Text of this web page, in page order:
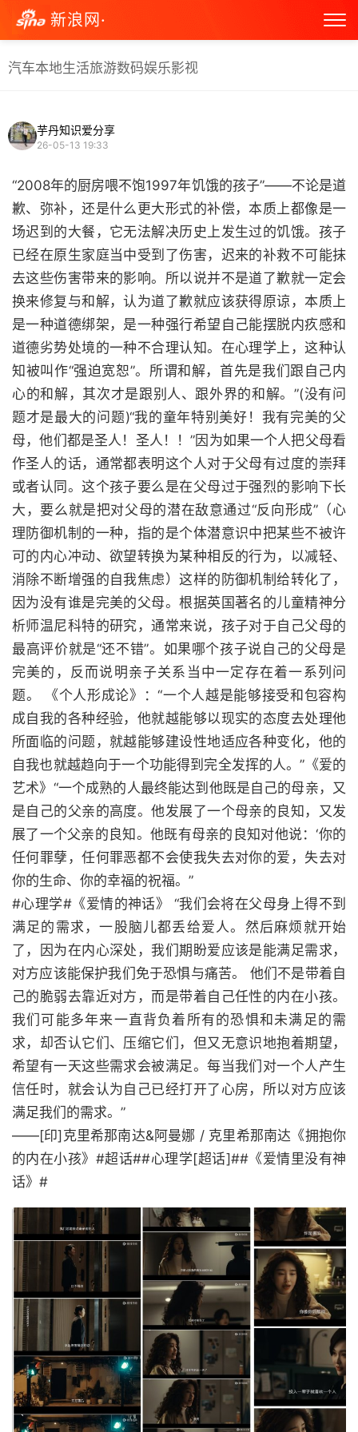
新浪网·
汽车本地生活旅游数码娱乐影视
芋丹知识爱分享
26-05-13 19:33
“2008年的厨房喂不饱1997年饥饿的孩子”——不论是道
歉、弥补，还是什么更大形式的补偿，本质上都像是一
场迟到的大餐，它无法解决历史上发生过的饥饿。孩子
已经在原生家庭当中受到了伤害，迟来的补救不可能抹
去这些伤害带来的影响。所以说并不是道了歉就一定会
换来修复与和解，认为道了歉就应该获得原谅，本质上
是一种道德绑架，是一种强行希望自己能摆脱内疚感和
道德劣势处境的一种不合理认知。在心理学上，这种认
知被叫作“强迫宽恕”。所谓和解，首先是我们跟自己内
心的和解，其次才是跟别人、跟外界的和解。”(没有问
题才是最大的问题)“我的童年特别美好！我有完美的父
母，他们都是圣人！圣人！！”因为如果一个人把父母看
作圣人的话，通常都表明这个人对于父母有过度的崇拜
或者认同。这个孩子要么是在父母过于强烈的影响下长
大，要么就是把对父母的潜在敌意通过“反向形成”（心
理防御机制的一种，指的是个体潜意识中把某些不被许
可的内心冲动、欲望转换为某种相反的行为，以减轻、
消除不断增强的自我焦虑）这样的防御机制给转化了，
因为没有谁是完美的父母。根据英国著名的儿童精神分
析师温尼科特的研究，通常来说，孩子对于自己父母的
最高评价就是“还不错”。如果哪个孩子说自己的父母是
完美的，反而说明亲子关系当中一定存在着一系列问
题。 《个人形成论》：“一个人越是能够接受和包容构
成自我的各种经验，他就越能够以现实的态度去处理他
所面临的问题，就越能够建设性地适应各种变化，他的
自我也就越趋向于一个功能得到完全发挥的人。”《爱的
艺术》“一个成熟的人最终能达到他既是自己的母亲，又
是自己的父亲的高度。他发展了一个母亲的良知，又发
展了一个父亲的良知。他既有母亲的良知对他说：‘你的
任何罪孽，任何罪恶都不会使我失去对你的爱，失去对
你的生命、你的幸福的祝福。”
#心理学#《爱情的神话》 “我们会将在父母身上得不到
满足的需求，一股脑儿都丢给爱人。然后麻烦就开始
了，因为在内心深处，我们期盼爱应该是能满足需求，
对方应该能保护我们免于恐惧与痛苦。 他们不是带着自
己的脆弱去靠近对方，而是带着自己任性的内在小孩。
我们可能多年来一直背负着所有的恐惧和未满足的需
求，却否认它们、压缩它们，但又无意识地抱着期望，
希望有一天这些需求会被满足。每当我们对一个人产生
信任时，就会认为自己已经打开了心房，所以对方应该
满足我们的需求。”
——[印]克里希那南达&阿曼娜 / 克里希那南达《拥抱你
的内在小孩》#超话##心理学[超话]##《爱情里没有神
话》#